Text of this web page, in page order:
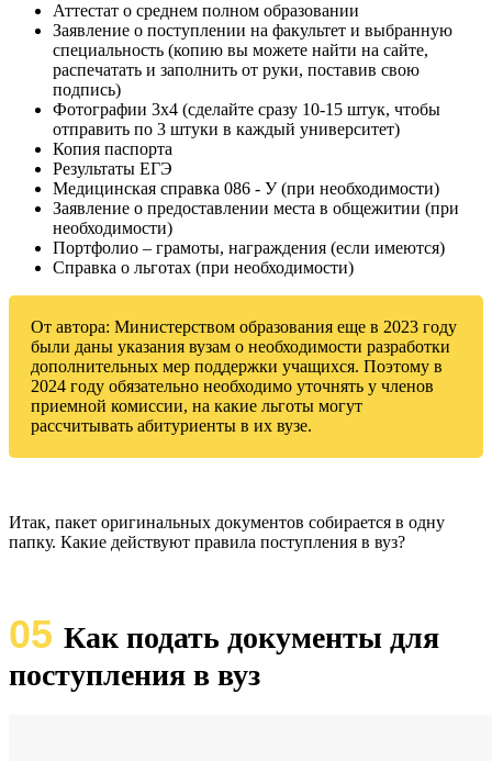
Аттестат о среднем полном образовании
Заявление о поступлении на факультет и выбранную
специальность (копию вы можете найти на сайте,
распечатать и заполнить от руки, поставив свою
подпись)
Фотографии 3х4 (сделайте сразу 10-15 штук, чтобы
отправить по 3 штуки в каждый университет)
Копия паспорта
Результаты ЕГЭ
Медицинская справка 086 - У (при необходимости)
Заявление о предоставлении места в общежитии (при
необходимости)
Портфолио – грамоты, награждения (если имеются)
Справка о льготах (при необходимости)
От автора: Министерством образования еще в 2023 году
были даны указания вузам о необходимости разработки
дополнительных мер поддержки учащихся. Поэтому в
2024 году обязательно необходимо уточнять у членов
приемной комиссии, на какие льготы могут
рассчитывать абитуриенты в их вузе.
Итак, пакет оригинальных документов собирается в одну
папку. Какие действуют правила поступления в вуз?
05 Как подать документы для
поступления в вуз